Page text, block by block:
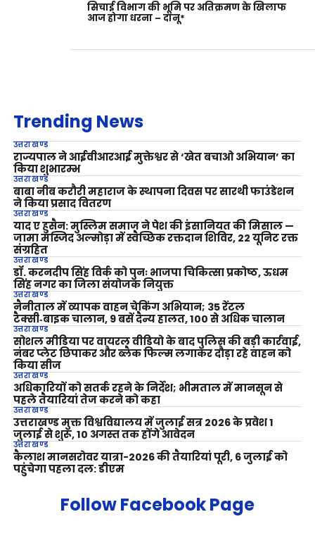
सिचाई विभाग की भूमि पर अतिक्रमण के खिलाफ
आज होगा धरना – दानू*
Trending News
उत्तराखण्ड
राज्यपाल ने आईवीआरआई मुक्तेश्वर से ‘खेत बचाओ अभियान’ का
किया शुभारम्भ
उत्तराखण्ड
बाबा नीब करौरी महाराज के स्थापना दिवस पर सारथी फाउंडेशन
ने किया प्रसाद वितरण
उत्तराखण्ड
याद ए हुसैन: मुस्लिम समाज ने पेश की इंसानियत की मिसाल —
जामा मस्जिद अल्मोड़ा में स्वैच्छिक रक्तदान शिविर, 22 यूनिट रक्त
संग्रहित
उत्तराखण्ड
डॉ. करनदीप सिंह विर्क को पुनः भाजपा चिकित्सा प्रकोष्ठ, ऊधम
सिंह नगर का जिला संयोजक नियुक्त
उत्तराखण्ड
नैनीताल में व्यापक वाहन चेकिंग अभियान; 35 रेंटल
टैक्सी‑बाइक चालान, 9 बसें दैन्य हालत, 100 से अधिक चालान
उत्तराखण्ड
सोशल मीडिया पर वायरल वीडियो के बाद पुलिस की बड़ी कार्रवाई,
नंबर प्लेट छिपाकर और ब्लैक फिल्म लगाकर दौड़ा रहे वाहन को
किया सीज
उत्तराखण्ड
अधिकारियों को सतर्क रहने के निर्देश; भीमताल में मानसून से
पहले तैयारियां तेज करने को कहा
उत्तराखण्ड
उत्तराखण्ड मुक्त विश्वविद्यालय में जुलाई सत्र 2026 के प्रवेश 1
जुलाई से शुरू, 10 अगस्त तक होंगे आवेदन
उत्तराखण्ड
कैलाश मानसरोवर यात्रा-2026 की तैयारियां पूरी, 6 जुलाई को
पहुंचेगा पहला दल: डीएम
Follow Facebook Page